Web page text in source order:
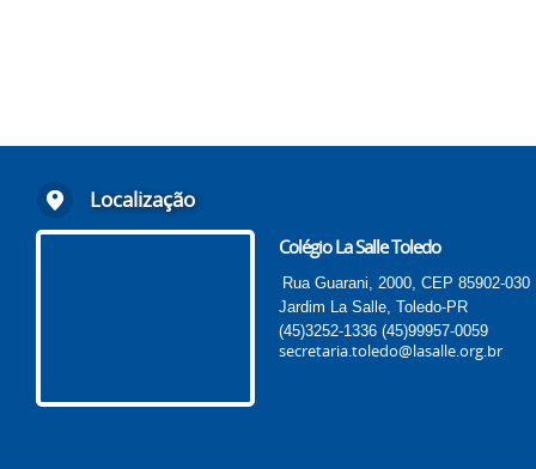
Localização
Colégio La Salle Toledo
Rua Guarani, 2000, CEP 85902-030
Jardim La Salle, Toledo-PR
(45)3252-1336 (45)99957-0059
secretaria.toledo@lasalle.org.br